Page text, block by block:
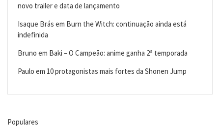
novo trailer e data de lançamento
Isaque Brás em Burn the Witch: continuação ainda está
indefinida
Bruno em Baki – O Campeão: anime ganha 2ª temporada
Paulo em 10 protagonistas mais fortes da Shonen Jump
Populares